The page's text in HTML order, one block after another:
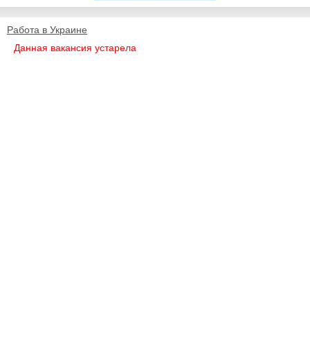
Работа в Украине
Данная вакансия устарела